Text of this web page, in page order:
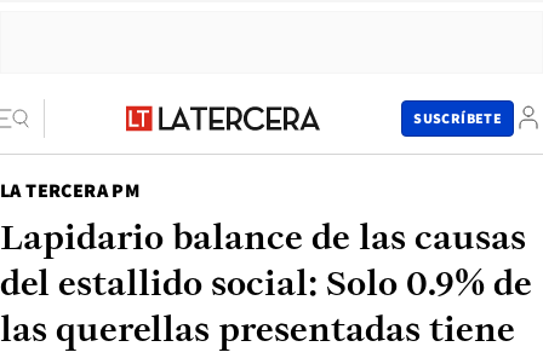
SUSCRÍBETE
LA TERCERA PM
Lapidario balance de las causas
del estallido social: Solo 0.9% de
las querellas presentadas tiene